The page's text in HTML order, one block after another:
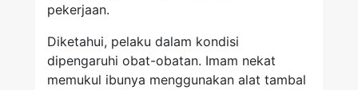
pekerjaan.
Diketahui, pelaku dalam kondisi
dipengaruhi obat-obatan. Imam nekat
memukul ibunya menggunakan alat tambal